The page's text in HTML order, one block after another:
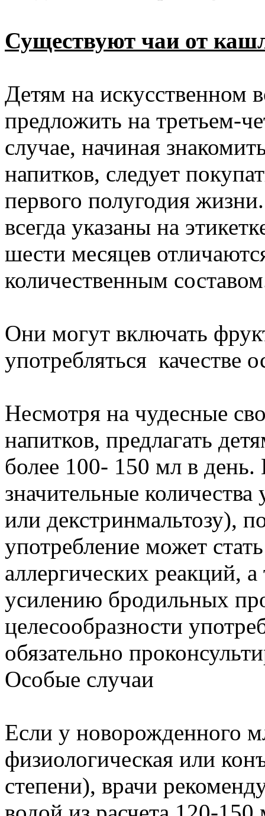
Существуют чаи от
Детям на искусственном
предложить на третьем-
случае, начиная
напитков, следует
первого полугодия
всегда указаны на
шести месяцев
количественным
Они могут включать
употребляться качестве
Несмотря на чудесные
напитков, предлагать
более 100- 150 мл в
значительные количества
или декстринмальтозу),
употребление может
аллергических реакций,
усилению бродильных
целесообразности
обязательно
Особые случаи
Если у новорожденного
физиологическая или
степени), врачи